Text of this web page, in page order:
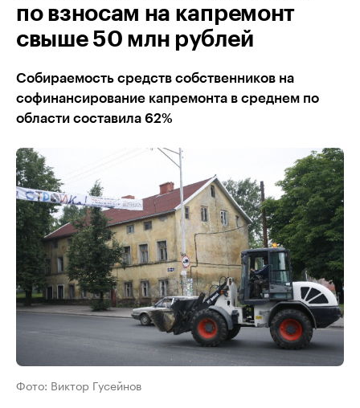
по взносам на капремонт
свыше 50 млн рублей
Собираемость средств собственников на
софинансирование капремонта в среднем по
области составила 62%
Фото: Виктор Гусейнов